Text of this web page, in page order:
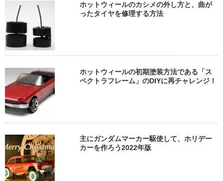
ホットウィールのカシメの外し方と、曲が
ったタイヤを修理する方法
ホットウィールの初期塗装方法である「ス
ペクトラフレーム」のDIYに再チャレンジ！
主にガンダムマーカー駆使して、ホリデー
カーを作ろう2022年版